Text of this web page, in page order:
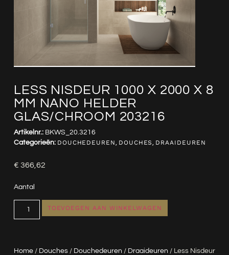
LESS NISDEUR 1000 X 2000 X 8
MM NANO HELDER
GLAS/CHROOM 203216
Home/ Douches/ Douchedeuren / Draaideuren / Less Nisdeur
Artikelnr.: BKWS_20.3216
Categorieën: DOUCHEDEUREN, DOUCHES, DRAAIDEUREN
€ 366,62
Aantal
TOEVOEGEN AAN WINKELWAGEN